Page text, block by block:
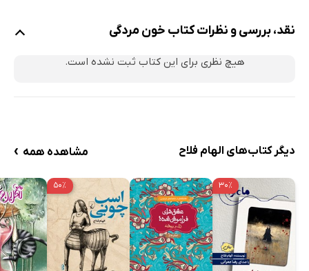
نقد، بررسی و نظرات کتاب خون مردگی
هیچ نظری برای این کتاب ثبت نشده است.
دیگر کتاب‌های الهام فلاح مشاهده همه ›
۳۰٪ ۵۰٪